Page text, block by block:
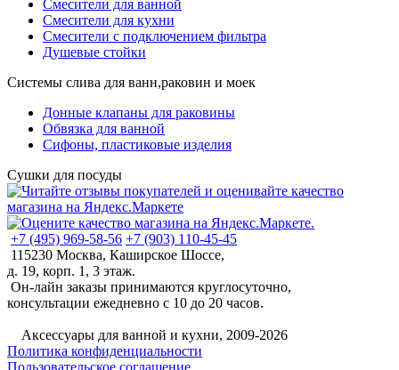
Смесители для ванной
Смесители для кухни
Смесители с подключением фильтра
Душевые стойки
Системы слива для ванн,раковин и моек
Донные клапаны для раковины
Обвязка для ванной
Сифоны, пластиковые изделия
Сушки для посуды
+7 (495) 969-58-56 +7 (903) 110-45-45
115230 Москва, Каширское Шоссе,
д. 19, корп. 1, 3 этаж.
Он-лайн заказы принимаются круглосуточно,
консультации ежедневно с 10 до 20 часов.
Аксессуары для ванной и кухни, 2009-2026
Политика конфиденциальности